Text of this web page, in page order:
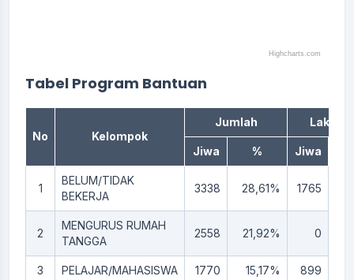
Highcharts.com
Tabel Program Bantuan
No Kelompok
Jumlah Laki-
Jiwa % Jiwa
1
BELUM/TIDAK
BEKERJA
3338 28,61% 1765
2
MENGURUS RUMAH
TANGGA
2558 21,92% 0
3 PELAJAR/MAHASISWA 1770 15,17% 899